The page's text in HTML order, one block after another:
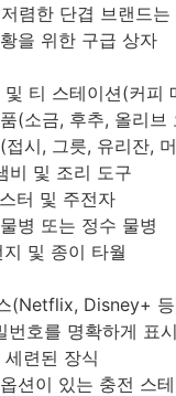
렴한 단겹 브랜드는
을 위한 구급 상자
티 스테이션(커피
(소금, 후추, 올리브
시, 그릇, 유리잔,
비 및 조리 도구
터 및 주전자
병 또는 정수 물병
및 종이 타월
(Netflix, Disney+
번호를 명확하게 표
련된 장식
션이 있는 충전 스